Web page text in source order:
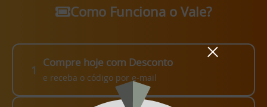
Como Funciona o Vale?
1
Compre hoje com Desconto
e receba o código por e-mail